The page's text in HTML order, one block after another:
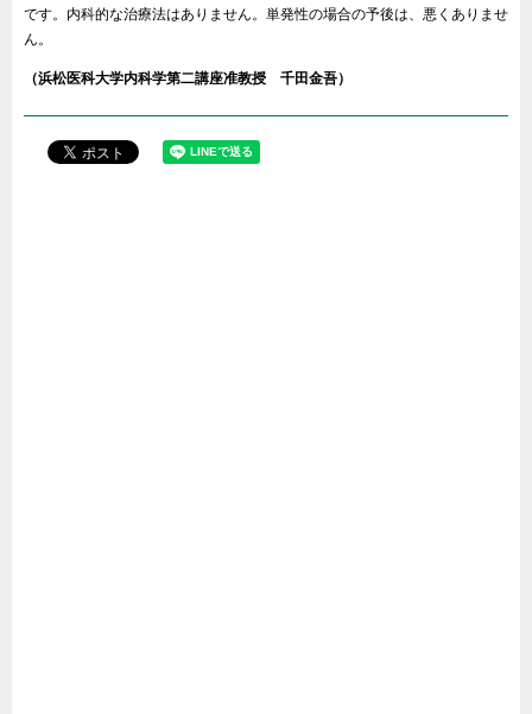
です。内科的な治療法はありません。単発性の場合の予後は、悪くありませ
ん。
（浜松医科大学内科学第二講座准教授 千田金吾）